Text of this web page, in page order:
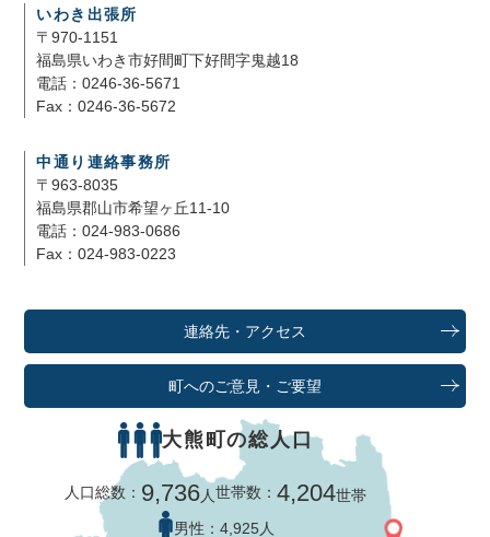
いわき出張所
〒970-1151
福島県いわき市好間町下好間字鬼越18
電話：0246-36-5671
Fax：0246-36-5672
中通り連絡事務所
〒963-8035
福島県郡山市希望ヶ丘11-10
電話：024-983-0686
Fax：024-983-0223
連絡先・アクセス
町へのご意見・ご要望
大熊町の総人口
人口総数： 9,736人世帯数：4,204世帯
男性： 4,925人